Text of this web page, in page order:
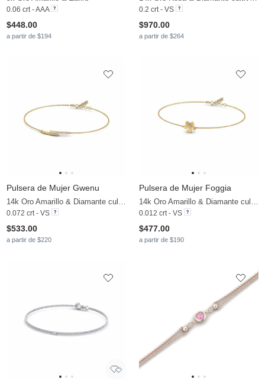
0.06 crt - AAA
$448.00
a partir de $194
0.2 crt - VS
$970.00
a partir de $264
Pulsera de Mujer Gwenu
14k Oro Amarillo & Diamante cultivado en laboratorio
0.072 crt - VS
$533.00
a partir de $220
Pulsera de Mujer Foggia
14k Oro Amarillo & Diamante cultivado en laboratorio
0.012 crt - VS
$477.00
a partir de $190